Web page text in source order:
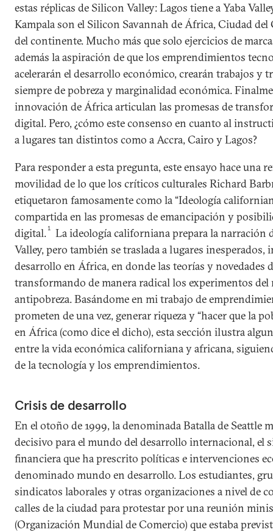
estas réplicas de Silicon Valley: Lagos tiene a Yaba
Kampala son el Silicon Savannah de África, Ciudad del
del continente. Mucho más que solo ejercicios de
además la aspiración de que los emprendimientos
acelerarán el desarrollo económico, crearán trabajos y
siempre de pobreza y marginalidad económica.
innovación de África articulan las promesas de
digital. Pero, ¿cómo este consenso en cuanto al
a lugares tan distintos como a Accra, Cairo y Lagos?
Para responder a esta pregunta, este ensayo hace una
movilidad de lo que los críticos culturales Richard
etiquetaron famosamente como la “Ideología
compartida en las promesas de emancipación y
digital.1
La ideología californiana prepara la narración
Valley, pero también se traslada a lugares inesperados,
desarrollo en África, en donde las teorías y novedades
transformando de manera radical los experimentos del
antipobreza. Basándome en mi trabajo de
prometen de una vez, generar riqueza y “hacer que la
en África (como dice el dicho), esta sección ilustra
entre la vida económica californiana y africana,
de la tecnología y los emprendimientos.
Crisis de desarrollo
En el otoño de 1999, la denominada Batalla de Seattle
decisivo para el mundo del desarrollo internacional, el
financiera que ha prescrito políticas e intervenciones
denominado mundo en desarrollo. Los estudiantes,
sindicatos laborales y otras organizaciones a nivel de
calles de la ciudad para protestar por una reunión
(Organización Mundial de Comercio) que estaba